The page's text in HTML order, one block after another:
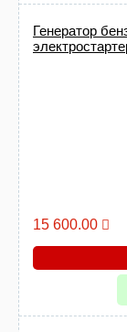
Генератор
15 600.00